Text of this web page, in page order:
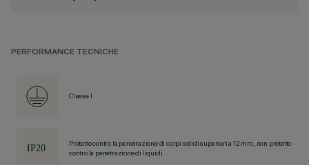
PERFORMANCE TECNICHE
Classe I
Protetto contro la penetrazione di corpi solidi superiori a 12 mm, non protetto
contro la penetrazione di liquidi.